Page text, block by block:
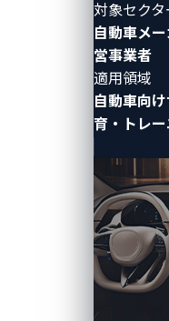
対象セクタ
自動車メー
営事業者
適用領域
自動車向
育・トレ
の車載侵入検